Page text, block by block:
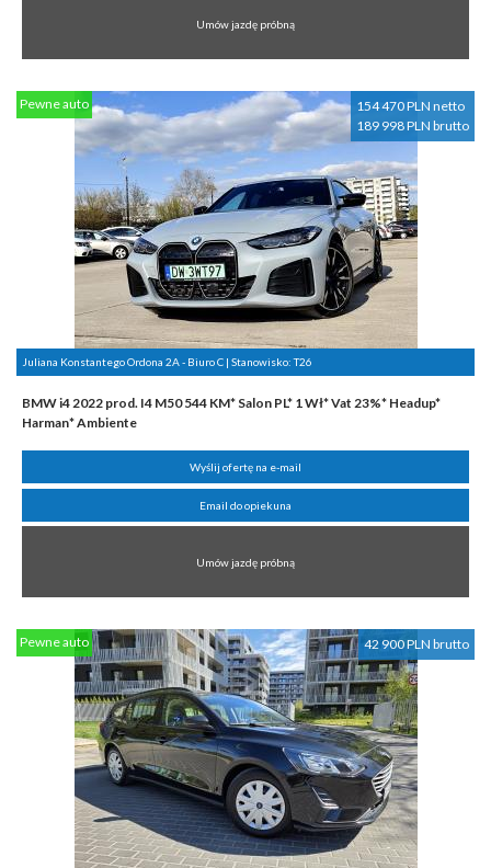
Umów jazdę próbną
154 470 PLN netto
189 998 PLN brutto
Pewne auto
Juliana Konstantego Ordona 2A - Biuro C | Stanowisko:T26
BMW i4 2022 prod. I4 M50 544 KM* Salon PL* 1 Wł* Vat 23%* Headup*
Harman* Ambiente
Wyślij ofertę na e-mail
Email do opiekuna
Umów jazdę próbną
42 900 PLN brutto
Pewne auto